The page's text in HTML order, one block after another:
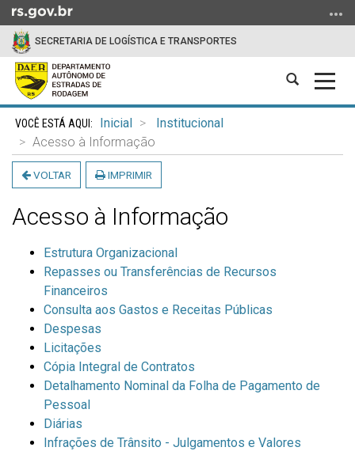
para
conteúdo
para
menu
para
busca
SECRETARIA DE LOGÍSTICA E TRANSPORTES
Abrir
Início
conteúdo
Inicial
Institucional
Acesso à Informação
VOLTAR IMPRIMIR
Acesso à Informação
Estrutura Organizacional
Repasses ou Transferências de Recursos
Financeiros
Consulta aos Gastos e Receitas Públicas
Despesas
Licitações
Cópia Integral de Contratos
Detalhamento Nominal da Folha de Pagamento de
Pessoal
Diárias
Infrações de Trânsito - Julgamentos e Valores